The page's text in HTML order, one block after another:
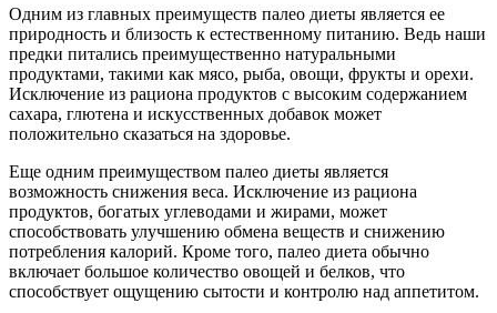
Одним из главных преимуществ палео диеты является ее
природность и близость к естественному питанию. Ведь наши
предки питались преимущественно натуральными
продуктами, такими как мясо, рыба, овощи, фрукты и орехи.
Исключение из рациона продуктов с высоким содержанием
сахара, глютена и искусственных добавок может
положительно сказаться на здоровье.
Еще одним преимуществом палео диеты является
возможность снижения веса. Исключение из рациона
продуктов, богатых углеводами и жирами, может
способствовать улучшению обмена веществ и снижению
потребления калорий. Кроме того, палео диета обычно
включает большое количество овощей и белков, что
способствует ощущению сытости и контролю над аппетитом.